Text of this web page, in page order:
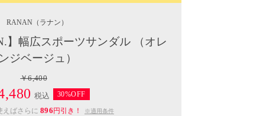
RANAN （ラナン）
】幅広スポーツサンダル （オレ
ンジベージュ）
￥6,400
税込
30%OFF
えばさらに896円引き！ ※適用条件